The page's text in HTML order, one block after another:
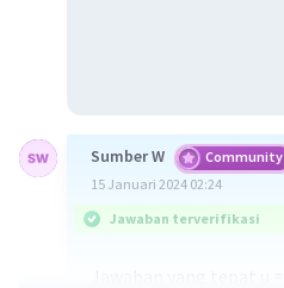
Sumber W Community
15 Januari 2024 02:24
Jawaban terverifikasi